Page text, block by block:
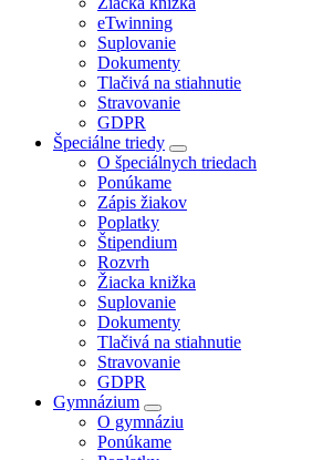
eTwinning
Suplovanie
Dokumenty
Tlačivá na stiahnutie
Stravovanie
GDPR
Špeciálne triedy
O špeciálnych triedach
Ponúkame
Zápis žiakov
Poplatky
Štipendium
Rozvrh
Žiacka knižka
Suplovanie
Dokumenty
Tlačivá na stiahnutie
Stravovanie
GDPR
Gymnázium
O gymnáziu
Ponúkame